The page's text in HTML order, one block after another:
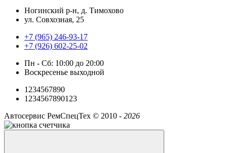
Ногинский р-н, д. Тимохово
ул. Совхозная, 25
+7 (965) 246-93-17
+7 (926) 602-25-02
Пн - Сб: 10:00 до 20:00
Воскресенье выходной
1234567890
1234567890123
Автосервис РемСпецТех © 2010 - 2026